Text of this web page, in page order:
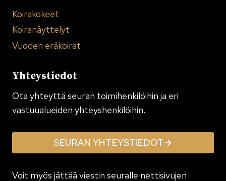
Koirakokeet
Koiranäyttelyt
Vuoden eräkoirat
Yhteystiedot
Ota yhteyttä seuran toimi­henkilöihin ja eri
vastuualueiden yhteyshenkilöihin.
SEURAN YHTEYSTIEDOT
Voit myös jättää viestin seuralle nettisivujen